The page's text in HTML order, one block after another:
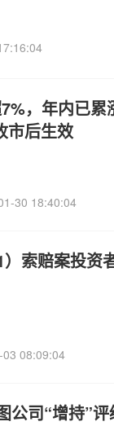
，年内已累
市后生效
30 18:40:04
索赔案投资
08:09:04
公司“增持”